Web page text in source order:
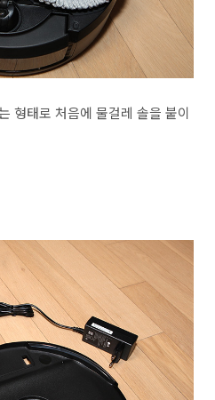
형태로 처음에 물걸레 솔을 붙이